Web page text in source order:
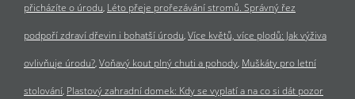
přicházíte o úrodu Léto přeje prořezávání stromů. Správný řez
podpoří zdraví dřevin i bohatší úrodu Více květů, více plodů: Jak výživa
ovlivňuje úrodu? Voňavý kout plný chuti a pohody Muškáty pro letní
stolování Plastový zahradní domek: Kdy se vyplatí a na co si dát pozor